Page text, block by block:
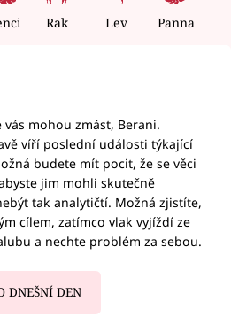
Rak Lev Panna
mohou zmást, Berani.
víří poslední události týkající
budete mít pocit, že se věci
jim mohli skutečně
tak analytičtí. Možná zjistíte,
cílem, zatímco vlak vyjíždí ze
a nechte problém za sebou.
DNEŠNÍ DEN